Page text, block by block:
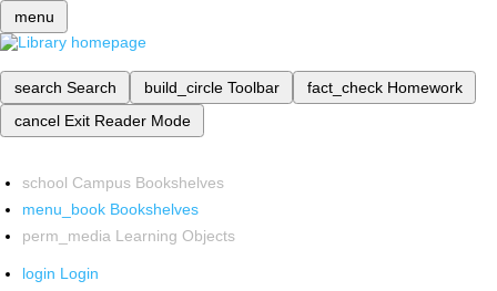
menu
search Search build_circle Toolbar fact_check Homework
cancel Exit Reader Mode
school Campus Bookshelves
menu_book Bookshelves
perm_media Learning Objects
login Login